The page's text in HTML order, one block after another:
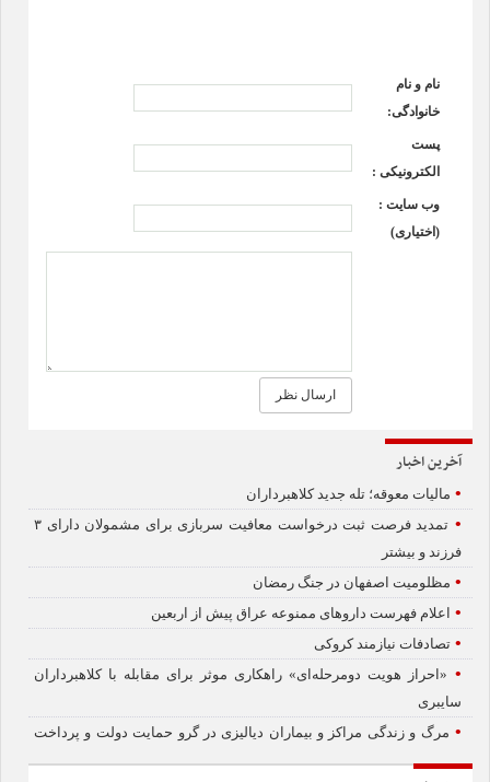
نام و نام
خانوادگی:
پست
الکترونیکی :
وب سایت :
(اختیاری)
آخرین اخبار
• مالیات معوقه؛ تله جدید کلاهبرداران
•
تمدید فرصت ثبت درخواست معافیت سربازی برای مشمولان دارای ۳
فرزند و بیشتر
• مظلومیت اصفهان در جنگ رمضان
• اعلام فهرست داروهای ممنوعه عراق پیش از اربعین
• تصادفات نیازمند کروکی
• «احراز هویت دومرحله‌ای» راهکاری موثر برای مقابله با کلاهبرداران
سایبری
• مرگ و زندگی مراکز و بیماران دیالیزی در گرو حمایت دولت و پرداخت
هزاران میلیاردی بیمه‌ها